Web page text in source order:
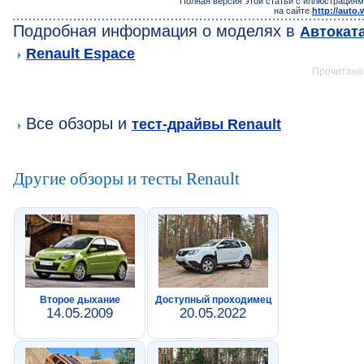
на сайте http://
Подробная информация о моделях в
Renault Espace
Все обзоры и тест-драйвы Renault
Другие обзоры и тесты Renault
Второе дыхание
14.05.2009
Доступный проходимец
20.05.2022